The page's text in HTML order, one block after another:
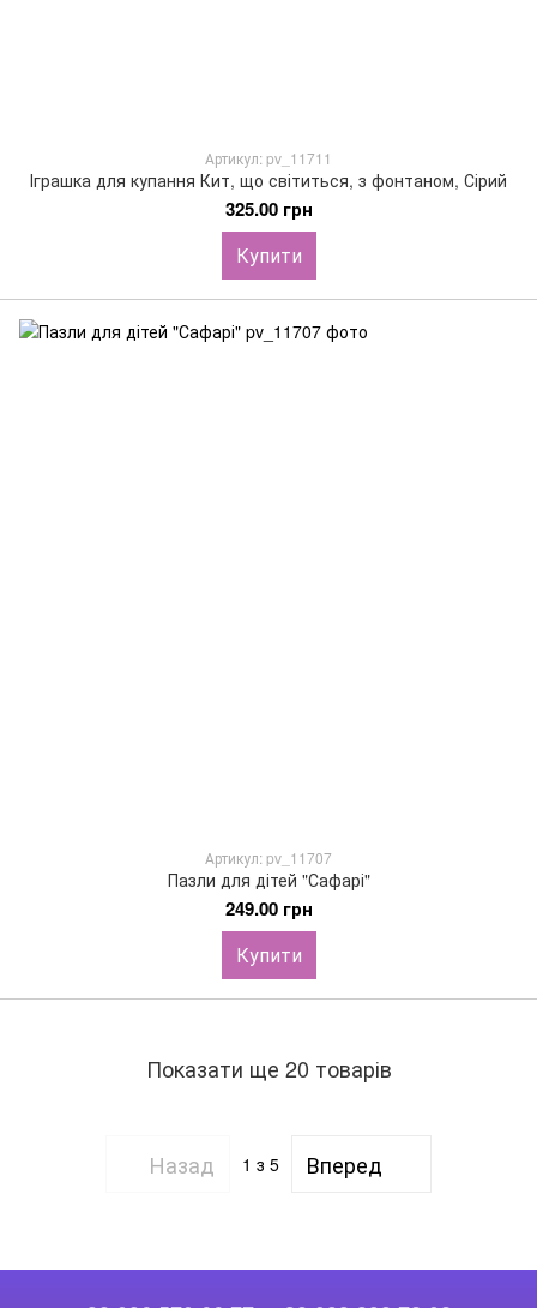
Артикул: pv_11711
Іграшка для купання Кит, що світиться, з фонтаном, Сірий
325.00 грн
Купити
Артикул: pv_11707
Пазли для дітей "Сафарі"
249.00 грн
Купити
Показати ще 20 товарів
Назад 1 з 5 Вперед